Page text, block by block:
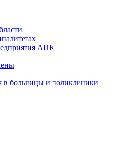
АПК
в больницы и поликлиники